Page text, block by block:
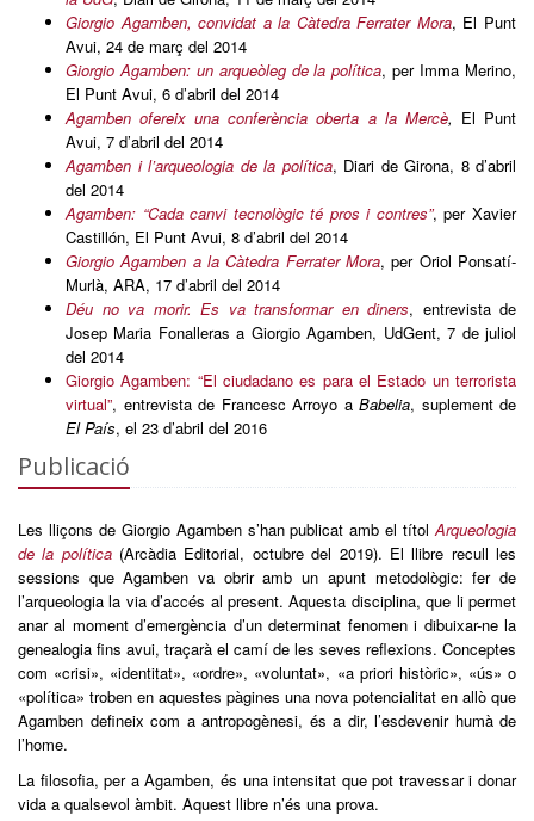
Giorgio Agamben, convidat a la Càtedra Ferrater Mora, El Punt
Avui, 24 de març del 2014
Giorgio Agamben: un arqueòleg de la política, per Imma Merino,
El Punt Avui, 6 d’abril del 2014
Agamben ofereix una conferència oberta a la Mercè, El Punt
Avui, 7 d’abril del 2014
Agamben i l’arqueologia de la política, Diari de Girona, 8 d’abril
del 2014
Agamben: “Cada canvi tecnològic té pros i contres”, per Xavier
Castillón, El Punt Avui, 8 d’abril del 2014
Giorgio Agamben a la Càtedra Ferrater Mora, per Oriol Ponsatí-
Murlà, ARA, 17 d’abril del 2014
Déu no va morir. Es va transformar en diners, entrevista de
Josep Maria Fonalleras a Giorgio Agamben, UdGent, 7 de juliol
del 2014
Giorgio Agamben: “El ciudadano es para el Estado un terrorista
virtual”, entrevista de Francesc Arroyo a Babelia, suplement de
El País, el 23 d’abril del 2016
Publicació
Les lliçons de Giorgio Agamben s’han publicat amb el títolArqueologia
de la política (Arcàdia Editorial, octubre del 2019). El llibre recull les
sessions que Agamben va obrir amb un apunt metodològic: fer de
l’arqueologia la via d’accés al present. Aquesta disciplina, que li permet
anar al moment d’emergència d’un determinat fenomen i dibuixar-ne la
genealogia fins avui, traçarà el camí de les seves reflexions. Conceptes
com «crisi», «identitat», «ordre», «voluntat», «a priori històric», «ús» o
«política» troben en aquestes pàgines una nova potencialitat en allò que
Agamben defineix com a antropogènesi, és a dir, l’esdevenir humà de
l’home.
La filosofia, per a Agamben, és una intensitat que pot travessar i donar
vida a qualsevol àmbit. Aquest llibre n’és una prova.